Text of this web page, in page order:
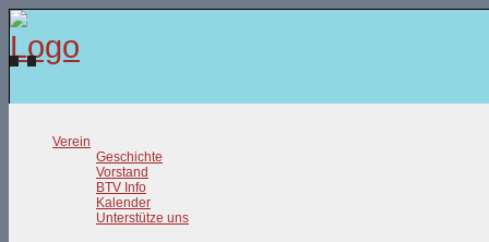
Verein
Geschichte
Vorstand
BTV Info
Kalender
Unterstütze uns